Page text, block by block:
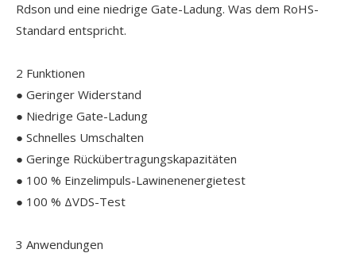
Rdson und eine niedrige Gate-Ladung. Was dem RoHS-
Standard entspricht.
2 Funktionen
● Geringer Widerstand
● Niedrige Gate-Ladung
● Schnelles Umschalten
● Geringe Rückübertragungskapazitäten
● 100 % Einzelimpuls-Lawinenenergietest
● 100 % ΔVDS-Test
3 Anwendungen